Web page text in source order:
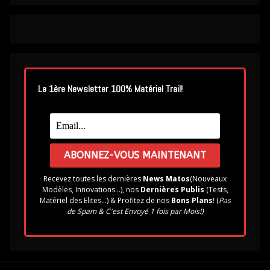
La 1ère Newsletter 100% Matériel Trail!
Recevez toutes les dernières News Matos(Nouveaux
Modèles, Innovations...), nosDernières Publis (Tests,
Matériel des Elites...) & Profitez de nosBons Plans! (Pas
de Spam & C'est Envoyé 1 fois par Mois!)